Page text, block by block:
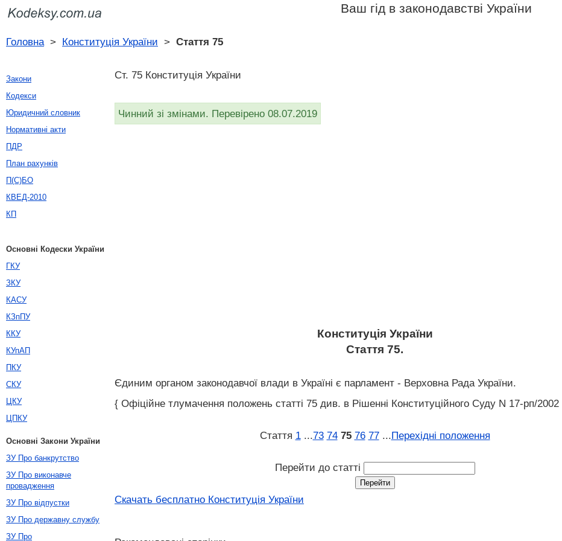
Ваш гід в законодавстві України
Головна> Конституція України > Стаття 75
Ст. 75 Конституція України
Чинний зі змінами. Перевірено 08.07.2019
Конституція України
Стаття 75.
Єдиним органом законодавчої влади в Україні є парламент - Верховна Рада України.
{ Офіційне тлумачення положень статті 75 див. в Рішенні Конституційного Суду N 17-рп/2002
Стаття 1 ...73 74 75 76 77 ...Перехідні положення
Перейти до статті
Скачать бесплатно Конституція України
Закони
Кодекси
Юридичний словник
Нормативні акти
ПДР
План рахунків
П(С)БО
КВЕД-2010
КП
Основні Кодески України
ГКУ
ЗКУ
КАСУ
КЗпПУ
ККУ
КУпАП
ПКУ
СКУ
ЦКУ
ЦПКУ
Основні Закони України
ЗУ Про банкрутство
ЗУ Про виконавче
провадження
ЗУ Про відпустки
ЗУ Про державну службу
ЗУ Про